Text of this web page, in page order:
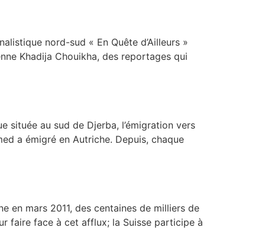
nord-sud « En Quête d’Ailleurs »
Khadija Chouikha, des reportages qui
située au sud de Djerba, l’émigration vers
a émigré en Autriche. Depuis, chaque
en mars 2011, des centaines de milliers de
faire face à cet afflux; la Suisse participe à